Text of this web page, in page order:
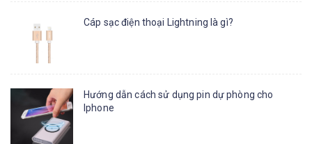
Cáp sạc điện thoại Lightning là gì?
Hướng dẫn cách sử dụng pin dự phòng cho
Iphone